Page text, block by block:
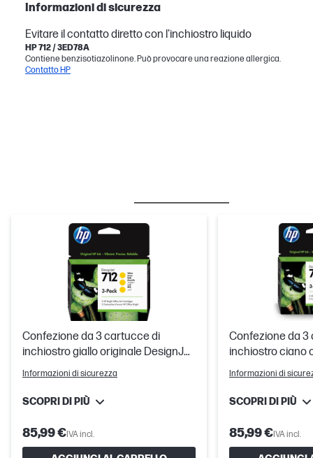
Informazioni di sicurezza
Evitare il contatto diretto con l'inchiostro liquido
HP 712 / 3ED78A
Contiene benzisotiazolinone. Può provocare una reazione allergica.
Contatto HP
Confezione da 3 cartucce di
inchiostro giallo originale DesignJet
HP 712 da 29 ml
Informazioni di sicurezza
SCOPRI DI PIÙ
85,99 €IVA incl.
Confezione da
inchiostro ciano
HP 712 da 29 ml
Informazioni di
SCOPRI DI PIÙ
85,99 €IVA incl.